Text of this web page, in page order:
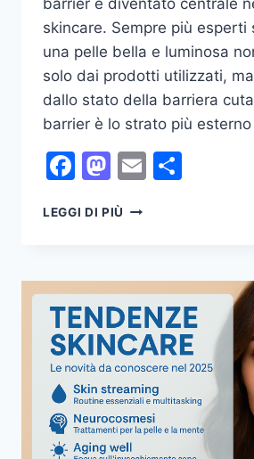
barrier è diventato centrale
skincare. Sempre più esperti
una pelle bella e luminosa
solo dai prodotti utilizzati,
dallo stato della barriera
barrier è lo strato più
Facebook
Mastodon
Email
LEGGI DI PIÙ SKIN
COME
LA
BARRIERA
CUTANEA